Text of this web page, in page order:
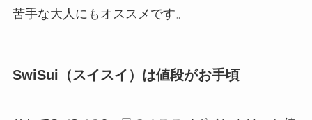
苦手な大人にもオススメです。
SwiSui（スイスイ）は値段がお手頃